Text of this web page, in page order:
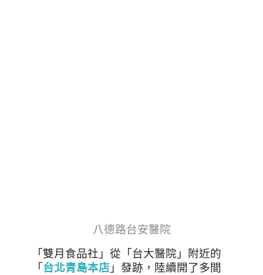
八德路台安醫院
「雙月食品社」從「台大醫院」附近的
「 台北青島本店 」發跡，陸續開了多間